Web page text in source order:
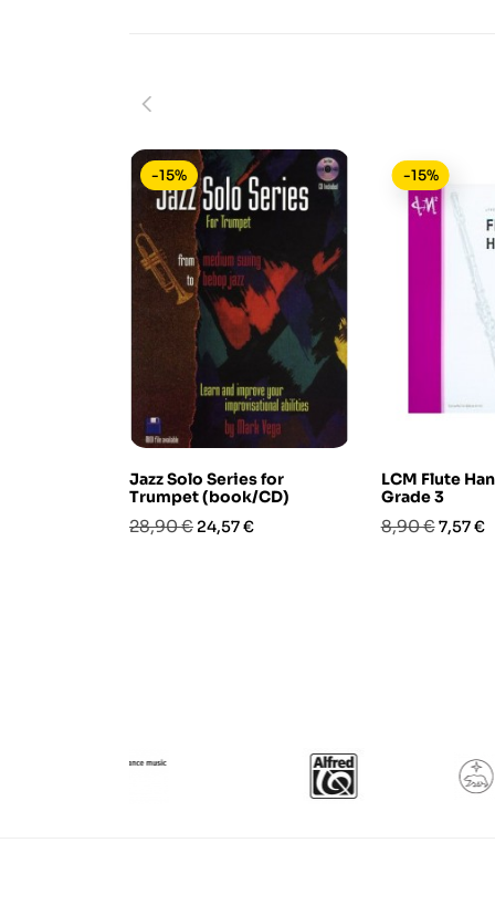
Jazz Solo Series for
Trumpet (book/CD)
Prezzo
28,90 € Prezzo
24,57 €
-15%
LCM Flute
Grade 3
Prezzo
8,90 €Prezzo
7,57 €
-15%